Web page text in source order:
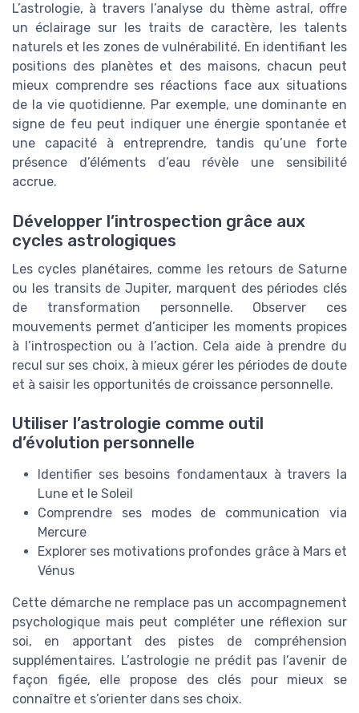
L’astrologie, à travers l’analyse du thème astral, offre
un éclairage sur les traits de caractère, les talents
naturels et les zones de vulnérabilité. En identifiant les
positions des planètes et des maisons, chacun peut
mieux comprendre ses réactions face aux situations
de la vie quotidienne. Par exemple, une dominante en
signe de feu peut indiquer une énergie spontanée et
une capacité à entreprendre, tandis qu’une forte
présence d’éléments d’eau révèle une sensibilité
accrue.
Développer l’introspection grâce aux
cycles astrologiques
Les cycles planétaires, comme les retours de Saturne
ou les transits de Jupiter, marquent des périodes clés
de transformation personnelle. Observer ces
mouvements permet d’anticiper les moments propices
à l’introspection ou à l’action. Cela aide à prendre du
recul sur ses choix, à mieux gérer les périodes de doute
et à saisir les opportunités de croissance personnelle.
Utiliser l’astrologie comme outil
d’évolution personnelle
Identifier ses besoins fondamentaux à travers la
Lune et le Soleil
Comprendre ses modes de communication via
Mercure
Explorer ses motivations profondes grâce à Mars et
Vénus
Cette démarche ne remplace pas un accompagnement
psychologique mais peut compléter une réflexion sur
soi, en apportant des pistes de compréhension
supplémentaires. L’astrologie ne prédit pas l’avenir de
façon figée, elle propose des clés pour mieux se
connaître et s’orienter dans ses choix.